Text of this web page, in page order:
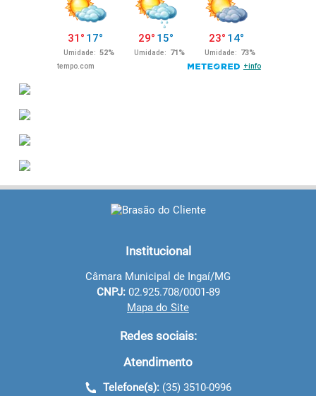
Institucional
Câmara Municipal de Ingaí/MG
CNPJ: 02.925.708/0001-89
Mapa do Site
Redes sociais:
Atendimento
Telefone(s): (35) 3510-0996